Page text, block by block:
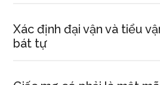
Xác định đại vận và tiểu
bát tự